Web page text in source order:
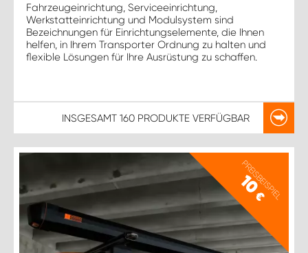
Fahrzeugeinrichtung, Serviceeinrichtung,
Werkstatteinrichtung und Modulsystem sind
Bezeichnungen für Einrichtungselemente, die Ihnen
helfen, in Ihrem Transporter Ordnung zu halten und
flexible Lösungen für Ihre Ausrüstung zu schaffen.
INSGESAMT 160 PRODUKTE VERFÜGBAR
PREISBEISPIEL
10
€